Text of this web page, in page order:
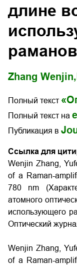
длине
Zhang Wenjin,
Полный текст
Полный текст на
Публикация в
Ссылка для
Wenjin Zhang,
of a Raman-
780 nm
атомного
использующего
Оптический
Wenjin Zhang,
of a Raman-